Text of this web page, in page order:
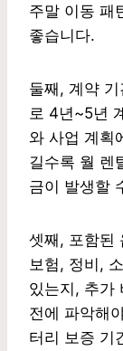
주말 이동 패
좋습니다.
둘째, 계약
로 4년~5년
와 사업 계획
길수록 월 렌
금이 발생할
셋째, 포함된
보험, 정비,
있는지, 추가
전에 파악해
터리 보증 기